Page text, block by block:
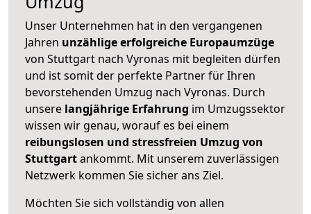
Unser Unternehmen hat in den vergangenen
Jahren unzählige erfolgreiche Europaumzüge
von Stuttgart nach Vyronas mit begleiten dürfen
und ist somit der perfekte Partner für Ihren
bevorstehenden Umzug nach Vyronas. Durch
unsere langjährige Erfahrung im Umzugssektor
wissen wir genau, worauf es bei einem
reibungslosen und stressfreien Umzug von
Stuttgartankommt. Mit unserem zuverlässigen
Netzwerk kommen Sie sicher ans Ziel.
Möchten Sie sich vollständig von allen